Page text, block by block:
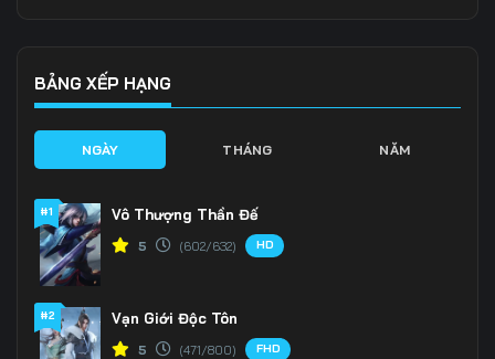
BẢNG XẾP HẠNG
NGÀY THÁNG NĂM
#1 Vô Thượng Thần Đế
5 (602/632) HD
#2 Vạn Giới Độc Tôn
5 (471/800) FHD